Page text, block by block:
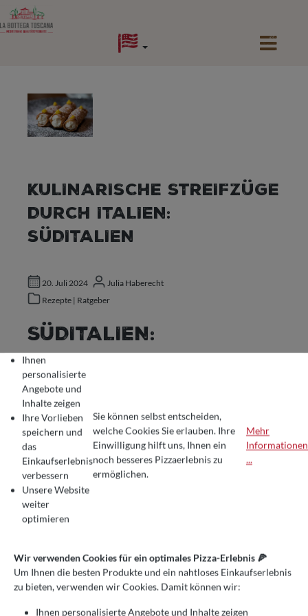
springen
KULINARISCHE STREIFZÜGE
DURCH ITALIEN:
SÜDITALIEN
20. Juli 2024
Julia Haberecht
Rezepte | Ratgeber
SÜDITALIEN:
REGIONALE
SPEZIALITÄTEN UND
IHRE REZEPTE
Süditalien ist ein wahrer Schatz für Feinschmecker. Von den
Küstenregionen Kampaniens und Apuliens über die
ländlichen Gebiete Kalabriens bis hin zur vielfältigen Küche
Siziliens – jede Region hat ihre einzigartigen kulinarischen
Traditionen, die den Gaumen verzaubern. In diesem
Blogartikel stellen wir Ihnen einige der typischen Gerichte
1. KAMPANIEN: PIZZA
MARGHERITA
COOKIE-VOREINSTELLUNGEN
Wir verwenden Cookies für ein optimales Pizza-Erlebnis 🍕
Um Ihnen die besten Produkte und ein nahtloses Einkaufserlebnis zu
Ihnen
personalisierte
Angebote und
Inhalte zeigen
Ihre Vorlieben
speichern und
das
Einkaufserlebnis
verbessern
Unsere Website
weiter
optimieren
Sie können selbst entscheiden,
welche Cookies Sie erlauben. Ihre
Einwilligung hilft uns, Ihnen ein
noch besseres Pizzaerlebnis zu
ermöglichen.
Mehr
Informationen
...
Wir verwenden Cookies für ein optimales Pizza-Erlebnis 🍕
Um Ihnen die besten Produkte und ein nahtloses Einkaufserlebnis
zu bieten, verwenden wir Cookies. Damit können wir:
Ihnen personalisierte Angebote und Inhalte zeigen